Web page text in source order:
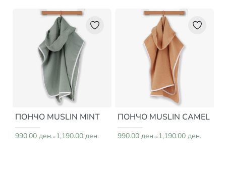
ПОНЧО MUSLIN MINT
990.00 ден.-1,190.00 ден.
ПОНЧО MUSLIN CAMEL
990.00 ден.-1,190.00 ден.